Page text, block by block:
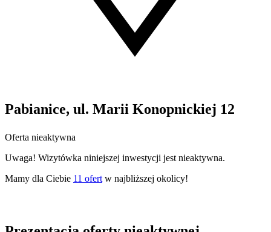
Pabianice, ul. Marii Konopnickiej 12
Oferta nieaktywna
Uwaga! Wizytówka niniejszej inwestycji jest nieaktywna.
Mamy dla Ciebie 11 ofert w najbliższej okolicy!